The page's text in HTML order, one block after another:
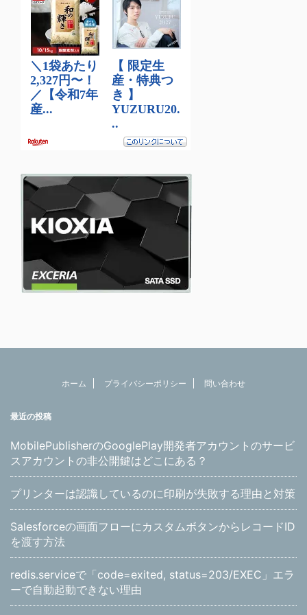
ホーム プライバシーポリシー 問い合わせ
最近の投稿
MobilePublisherのGooglePlay開発者アカウントのサービ
スアカウントの非公開鍵はどこにある？
プリンターは認識しているのに印刷が失敗する理由と対策
Salesforceの画面フローにカスタムボタンからレコードID
を渡す方法
redis.serviceで「code=exited, status=203/EXEC」エラ
ーで自動起動できない理由